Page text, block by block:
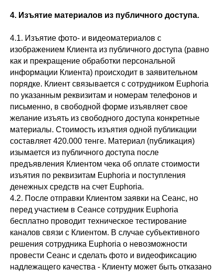
4. Изъятие материалов из публичного доступа.
4.1. Изъятие фото- и видеоматериалов с
изображением Клиента из публичного доступа (равно
как и прекращение обработки персональной
информации Клиента) происходит в заявительном
порядке. Клиент связывается с сотрудником Euphoria
по указанным реквизитам и номерам телефонов и
письменно, в свободной форме изъявляет свое
желание изъять из свободного доступа конкретные
материалы. Стоимость изъятия одной публикации
составляет 420.000 тенге. Материал (публикация)
изымается из публичного доступа после
предъявления Клиентом чека об оплате стоимости
изъятия по реквизитам Euphoria и поступления
денежных средств на счет Euphoria.
4.2. После отправки Клиентом заявки на Сеанс, но
перед участием в Сеансе сотрудник Euphoria
бесплатно проводит техническое тестирование
каналов связи с Клиентом. В случае субъективного
решения сотрудника Euphoria о невозможности
провести Сеанс и сделать фото и видеофиксацию
надлежащего качества - Клиенту может быть отказано